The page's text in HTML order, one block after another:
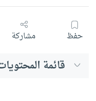
حفظ مشاركة
قائمة